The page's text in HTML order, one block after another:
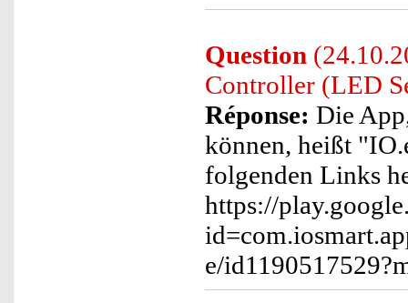
Question
Controller (LED
Réponse: Die
können, heißt
folgenden Links
https://
e/